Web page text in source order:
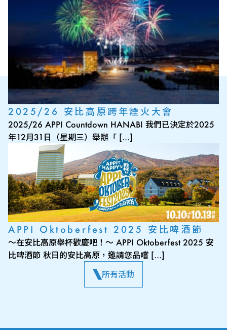
2025/26 安比高原跨年煙火大會
2025/26 APPI Countdown HANABI 我們已決定於2025
年12月31日（星期三）舉辦「 […]
APPI Oktoberfest 2025 安比啤酒節
～在安比高原舉杯歡慶吧！～ APPI Oktoberfest 2025 安
比啤酒節 秋日的安比高原，邀請您品嚐 […]
所有活動